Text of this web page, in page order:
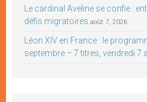
Le cardinal Aveline se confie :
défis migratoires août 7, 2026
Léon XIV en France : le
septembre – 7 titres, vendredi 7